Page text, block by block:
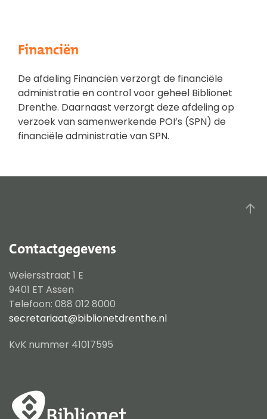
Financiën
De afdeling Financiën verzorgt de financiële
administratie en control voor geheel Biblionet
Drenthe. Daarnaast verzorgt deze afdeling op
verzoek van samenwerkende POI’s (SPN) de
financiële administratie van SPN.
Contactgegevens
Weiersstraat 1 E
9401 ET Assen
Telefoon: 088 012 8000
secretariaat@biblionetdrenthe.nl
KvK nummer 41017595